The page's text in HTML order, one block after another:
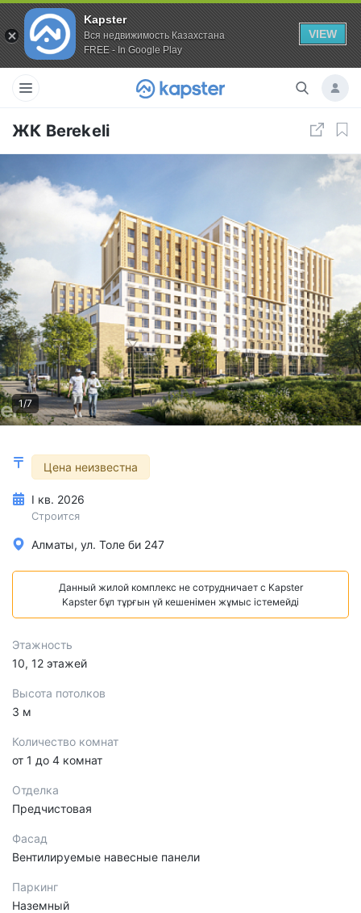
Kapster
Вся недвижимость Казахстана
FREE - In Google Play
VIEW
ЖК Berekeli
1/7
Цена неизвестна
I кв. 2026
Строится
Алматы, ул. Толе би 247
Данный жилой комплекс не сотрудничает с Kapster
Kapster бұл тұрғын үй кешенімен жұмыс істемейді
Этажность
10, 12 этажей
Высота потолков
3 м
Количество комнат
от 1 до 4 комнат
Отделка
Предчистовая
Фасад
Вентилируемые навесные панели
Паркинг
Наземный